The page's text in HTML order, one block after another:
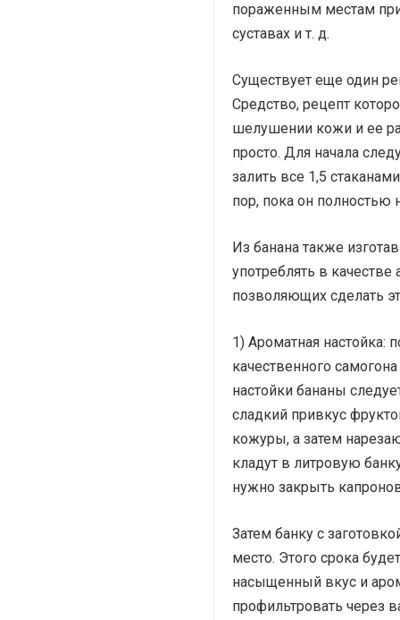
пораженным местам
суставах и т. д.
Существует еще один
Средство, рецепт
шелушении кожи и ее
просто. Для начала
залить все 1,5
пор, пока он полностью
Из банана также
употреблять в
позволяющих сделать
1) Ароматная настойка:
качественного
настойки бананы
сладкий привкус
кожуры, а затем
кладут в литровую
нужно закрыть
Затем банку с
место. Этого срока
насыщенный вкус и
профильтровать через